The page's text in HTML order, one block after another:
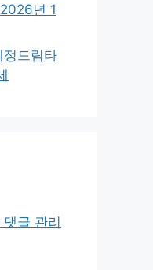
년 1
정드림타
글 관리